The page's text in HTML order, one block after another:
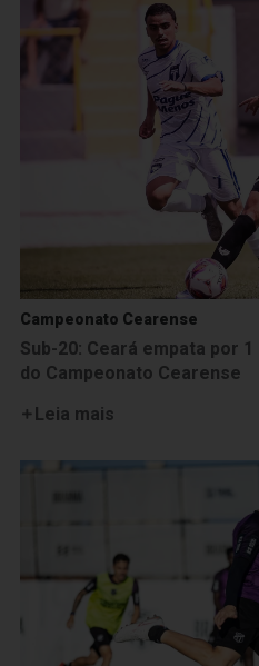
Campeonato Cearense
Sub-20: Ceará empata por
do Campeonato Cearense
Leia mais